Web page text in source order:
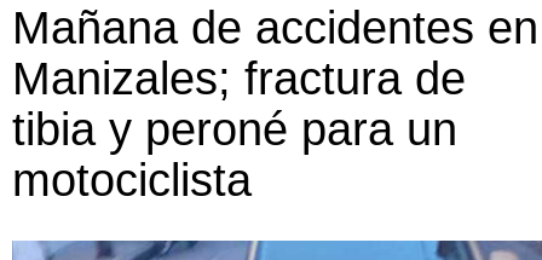
Mañana de accidentes en
Manizales; fractura de
tibia y peroné para un
motociclista